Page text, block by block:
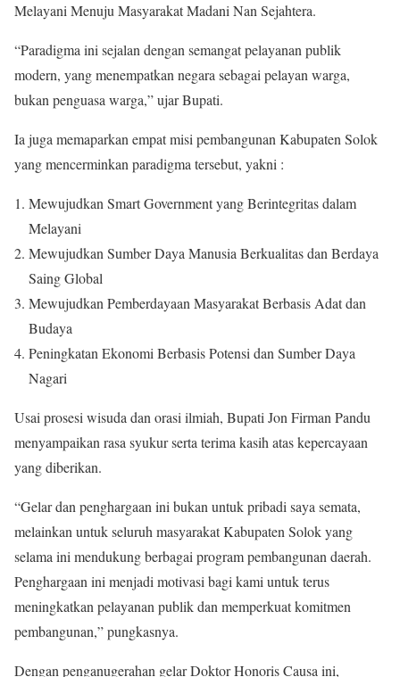
Melayani Menuju Masyarakat Madani Nan Sejahtera.
“Paradigma ini sejalan dengan semangat pelayanan publik
modern, yang menempatkan negara sebagai pelayan warga,
bukan penguasa warga,” ujar Bupati.
Ia juga memaparkan empat misi pembangunan Kabupaten Solok
yang mencerminkan paradigma tersebut, yakni :
Mewujudkan Smart Government yang Berintegritas dalam
Melayani
Mewujudkan Sumber Daya Manusia Berkualitas dan Berdaya
Saing Global
Mewujudkan Pemberdayaan Masyarakat Berbasis Adat dan
Budaya
Peningkatan Ekonomi Berbasis Potensi dan Sumber Daya
Nagari
Usai prosesi wisuda dan orasi ilmiah, Bupati Jon Firman Pandu
menyampaikan rasa syukur serta terima kasih atas kepercayaan
yang diberikan.
“Gelar dan penghargaan ini bukan untuk pribadi saya semata,
melainkan untuk seluruh masyarakat Kabupaten Solok yang
selama ini mendukung berbagai program pembangunan daerah.
Penghargaan ini menjadi motivasi bagi kami untuk terus
meningkatkan pelayanan publik dan memperkuat komitmen
pembangunan,” pungkasnya.
Dengan penganugerahan gelar Doktor Honoris Causa ini,